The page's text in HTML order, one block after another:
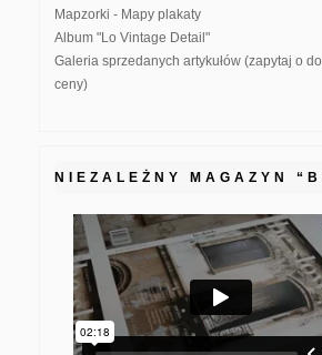
Mapzorki - Mapy plakaty
Album "Lo Vintage Detail"
Galeria sprzedanych artykułów (zapytaj o
ceny)
NIEZALEŻNY MAGAZYN